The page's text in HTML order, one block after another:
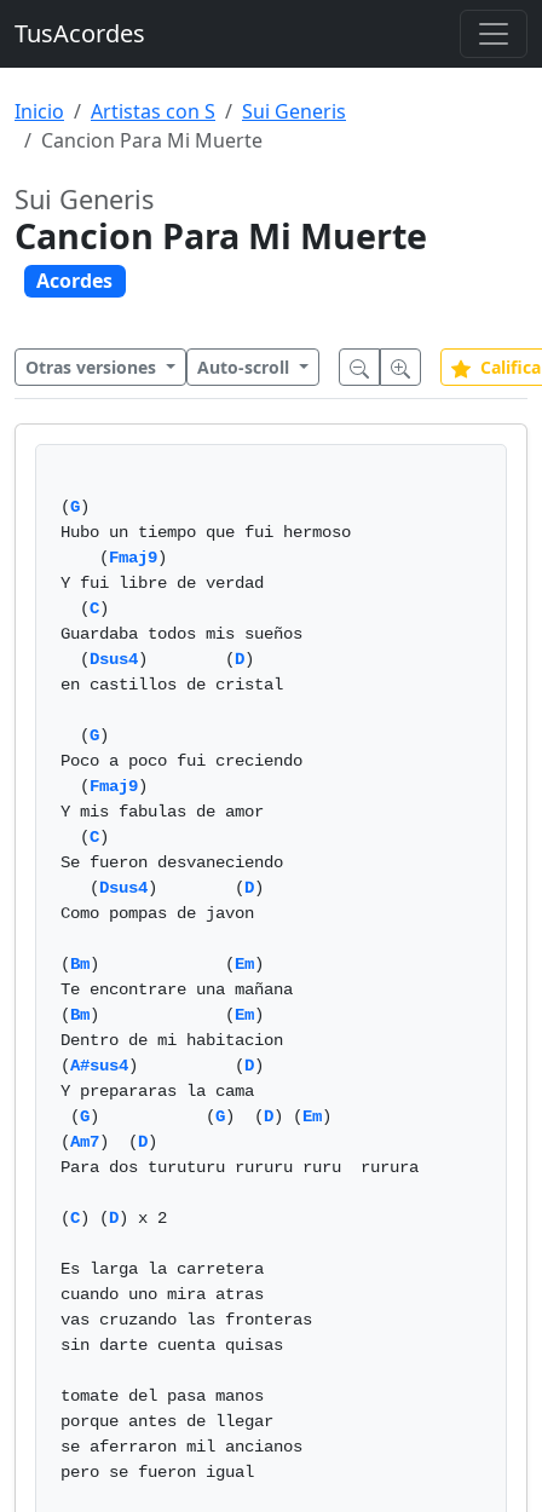
TusAcordes
Inicio Artistas con S
Sui Generis
Cancion Para Mi Muerte
Sui Generis
Cancion Para Mi Muerte
Acordes
Otras versiones Auto-scroll
(G)
Hubo un tiempo que fui hermoso
    (
Fmaj9)
Y fui libre de verdad
  (
C)
Guardaba todos mis sueños
  (
Dsus4)        (D)
en castillos de cristal
  (
G)
Poco a poco fui creciendo
  (
Fmaj9)
Y mis fabulas de amor
  (
C)
Se fueron desvaneciendo
   (
Dsus4)        (D)
Como pompas de javon
(Bm)             (Em)
Te encontrare una mañana
(Bm)             (Em)
Dentro de mi habitacion
(A#sus4)          (D)
Y prepararas la cama
(G)           (G)  (D) (Em)
(Am7)  (D)
Para dos turuturu rururu ruru  rurura
(C) (D) x 2
Es larga la carretera
cuando uno mira atras
vas cruzando las fronteras
sin darte cuenta quisas
tomate del pasa manos
porque antes de llegar
se aferraron mil ancianos
pero se fueron igual